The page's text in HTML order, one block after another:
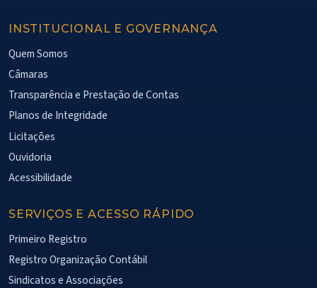
INSTITUCIONAL E GOVERNANÇA
Quem Somos
Câmaras
Transparência e Prestação de Contas
Planos de Integridade
Licitações
Ouvidoria
Acessibilidade
SERVIÇOS E ACESSO RÁPIDO
Primeiro Registro
Registro Organização Contábil
Sindicatos e Associações